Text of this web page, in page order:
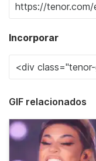
Incorporar
GIF relacionados